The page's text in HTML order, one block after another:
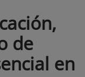
de
en